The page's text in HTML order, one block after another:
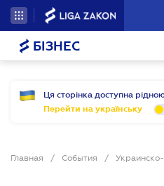
БІЗНЕС
Ця сторінка доступна
Перейти на українську
Главная / События /